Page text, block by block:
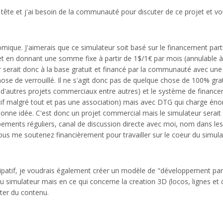
et j'ai besoin de la communauté pour discuter de ce projet et
J'aimerais que ce simulateur soit basé sur le financement
en donnant une somme fixe à partir de 1$/1€ par mois
donc à la base gratuit et financé par la communauté avec
de verrouillé. Il ne s'agit donc pas de quelque chose de 100%
projets commerciaux entre autres) et le système de
malgré tout et pas une association) mais avec DTG qui charge
idée. C'est donc un projet commercial mais le simulateur
réguliers, canal de discussion directe avec moi, nom dans
me soutenez financièrement pour travailler sur le coeur du
je voudrais également créer un modèle de "développement
simulateur mais en ce qui concerne la creation 3D (locos, lignes
du contenu.